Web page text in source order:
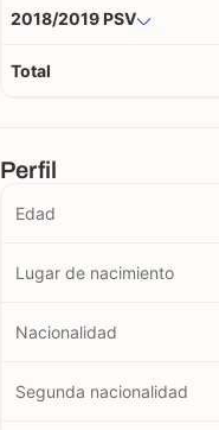
2018/2019 PSV
Total
Perfil
Edad
Lugar de nacimiento
Nacionalidad
Segunda nacionalidad